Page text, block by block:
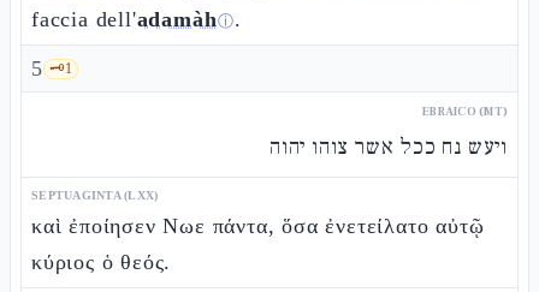
faccia dell'adamàhⓘ.
5 🗝️1
EBRAICO (MT)
ויעש נח ככל אשר צוהו יהוה
SEPTUAGINTA (LXX)
καὶ ἐποίησεν Νωε πάντα, ὅσα ἐνετείλατο αὐτῷ
κύριος ὁ θεός.